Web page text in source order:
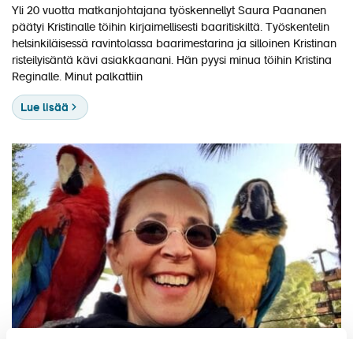
Yli 20 vuotta matkanjohtajana työskennellyt Saura Paananen
päätyi Kristinalle töihin kirjaimellisesti baaritiskiltä. Työskentelin
helsinkiläisessä ravintolassa baarimestarina ja silloinen Kristinan
risteilyisäntä kävi asiakkaanani. Hän pyysi minua töihin Kristina
Reginalle. Minut palkattiin
Lue lisää